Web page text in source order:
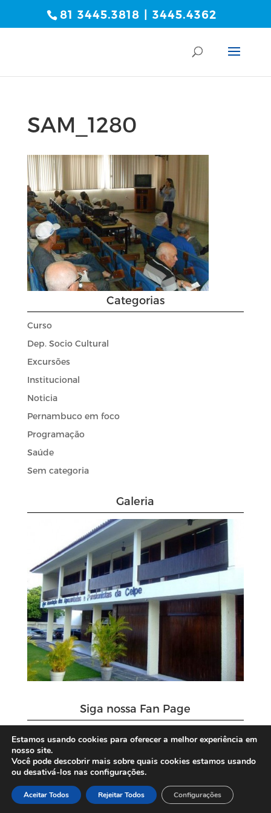
81 3445.3818 | 3445.4362
SAM_1280
Categorias
Curso
Dep. Socio Cultural
Excursões
Institucional
Noticia
Pernambuco em foco
Programação
Saúde
Sem categoria
Galeria
Siga nossa Fan Page
Estamos usando cookies para oferecer a melhor experiência em
nosso site.
Você pode descobrir mais sobre quais cookies estamos usando
ou desativá-los nas configurações.
Aceitar Todos Rejeitar Todos Configurações